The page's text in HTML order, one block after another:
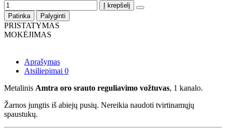
Į krepšelį
Patinka
Palyginti
PRISTATYMAS
MOKĖJIMAS
Aprašymas
Atsiliepimai 0
Metalinis Amtra oro srauto reguliavimo vožtuvas, 1 kanalo.
Žarnos jungtis iš abiejų pusių. Nereikia naudoti tvirtinamųjų
spaustukų.